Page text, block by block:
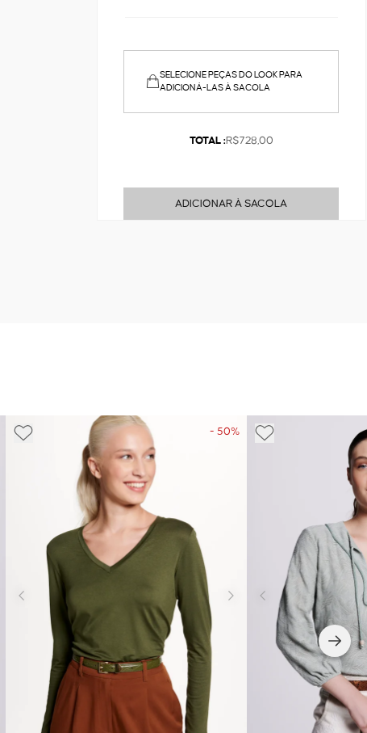
SELECIONE PEÇAS DO LOOK PARA
ADICIONÁ-LAS À SACOLA
TOTAL :R$728,00
ADICIONAR À SACOLA
- 50%